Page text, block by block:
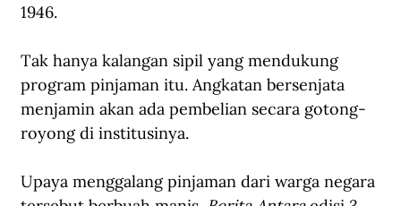
1946.
Tak hanya kalangan sipil yang mendukung
program pinjaman itu. Angkatan bersenjata
menjamin akan ada pembelian secara gotong-
royong di institusinya.
Upaya menggalang pinjaman dari warga negara